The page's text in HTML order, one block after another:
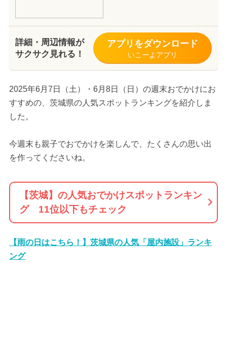
詳細・周辺情報が
サクサク見れる！
アプリをダウンロード
いこーよアプリ
2025年6月7日（土）・6月8日（日）の週末おでかけにお
すすめの、茨城県の人気スポットランキングを紹介しま
した。
今週末も親子でおでかけを楽しんで、たくさんの思い出
を作ってくださいね。
【茨城】の人気おでかけスポットランキン
グ 11位以下もチェック
【雨の日はこちら！】茨城県の人気「屋内施設」ランキ
ング